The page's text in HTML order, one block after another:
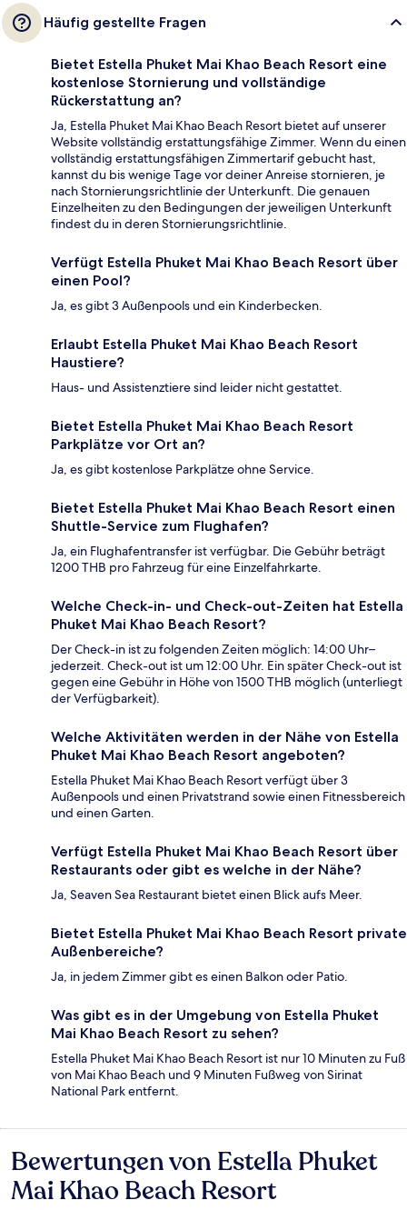
Häufig gestellte Fragen
Bietet Estella Phuket Mai Khao Beach Resort eine
kostenlose Stornierung und vollständige
Rückerstattung an?
Ja, Estella Phuket Mai Khao Beach Resort bietet auf unserer
Website vollständig erstattungsfähige Zimmer. Wenn du einen
vollständig erstattungsfähigen Zimmertarif gebucht hast,
kannst du bis wenige Tage vor deiner Anreise stornieren, je
nach Stornierungsrichtlinie der Unterkunft. Die genauen
Einzelheiten zu den Bedingungen der jeweiligen Unterkunft
findest du in deren Stornierungsrichtlinie.
Verfügt Estella Phuket Mai Khao Beach Resort über
einen Pool?
Ja, es gibt 3 Außenpools und ein Kinderbecken.
Erlaubt Estella Phuket Mai Khao Beach Resort
Haustiere?
Haus- und Assistenztiere sind leider nicht gestattet.
Bietet Estella Phuket Mai Khao Beach Resort
Parkplätze vor Ort an?
Ja, es gibt kostenlose Parkplätze ohne Service.
Bietet Estella Phuket Mai Khao Beach Resort einen
Shuttle-Service zum Flughafen?
Ja, ein Flughafentransfer ist verfügbar. Die Gebühr beträgt
1200 THB pro Fahrzeug für eine Einzelfahrkarte.
Welche Check-in- und Check-out-Zeiten hat Estella
Phuket Mai Khao Beach Resort?
Der Check-in ist zu folgenden Zeiten möglich: 14:00 Uhr–
jederzeit. Check-out ist um 12:00 Uhr. Ein später Check-out ist
gegen eine Gebühr in Höhe von 1500 THB möglich (unterliegt
der Verfügbarkeit).
Welche Aktivitäten werden in der Nähe von Estella
Phuket Mai Khao Beach Resort angeboten?
Estella Phuket Mai Khao Beach Resort verfügt über 3
Außenpools und einen Privatstrand sowie einen Fitnessbereich
und einen Garten.
Verfügt Estella Phuket Mai Khao Beach Resort über
Restaurants oder gibt es welche in der Nähe?
Ja, Seaven Sea Restaurant bietet einen Blick aufs Meer.
Bietet Estella Phuket Mai Khao Beach Resort private
Außenbereiche?
Ja, in jedem Zimmer gibt es einen Balkon oder Patio.
Was gibt es in der Umgebung von Estella Phuket
Mai Khao Beach Resort zu sehen?
Estella Phuket Mai Khao Beach Resort ist nur 10 Minuten zu Fuß
von Mai Khao Beach und 9 Minuten Fußweg von Sirinat
National Park entfernt.
Bewertungen
Bewertungen von Estella Phuket
Mai Khao Beach Resort